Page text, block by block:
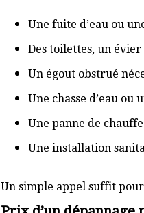
Une fuite d’eau ou
Des toilettes, un
Un égout obstrué
Une chasse d’eau
Une panne de
Une installation
Un simple appel suffit